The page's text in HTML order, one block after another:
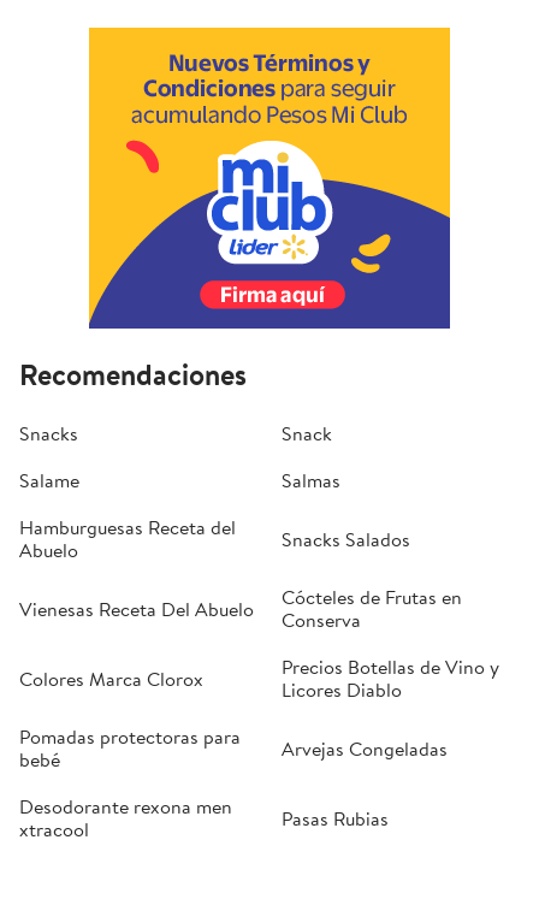
Recomendaciones
Snacks
Snack
Salame
Salmas
Hamburguesas Receta del
Abuelo
Snacks Salados
Vienesas Receta Del Abuelo
Cócteles de Frutas en
Conserva
Colores Marca Clorox
Precios Botellas de Vino y
Licores Diablo
Pomadas protectoras para
bebé
Arvejas Congeladas
Desodorante rexona men
xtracool
Pasas Rubias